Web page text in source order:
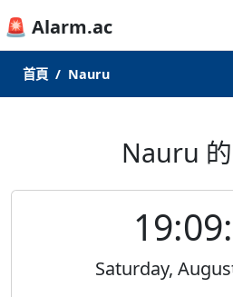
🚨 Alarm.ac
首頁 Nauru
Nauru
Saturday,